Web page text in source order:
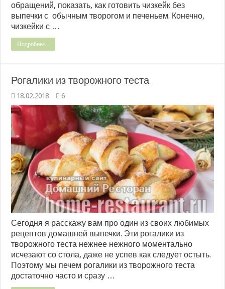
обращений, показать, как готовить чизкейк без
выпечки с обычным творогом и печеньем. Конечно,
чизкейки с …
Подробнее...
Рогалики из творожного теста
18.02.2018 6
Сегодня я расскажу вам про один из своих любимых
рецептов домашней выпечки. Эти рогалики из
творожного теста нежнее нежного моментально
исчезают со стола, даже не успев как следует остыть.
Поэтому мы печем рогалики из творожного теста
достаточно часто и сразу …